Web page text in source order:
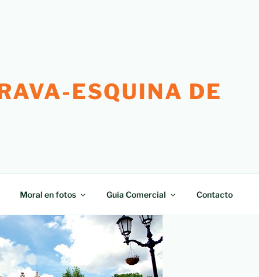
ESQUINA DE
Moral en fotos Guía Comercial Contacto